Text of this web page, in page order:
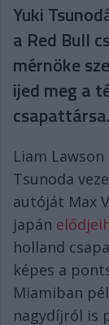
Yuki
a Red Bull
mérnöke
ijed meg a
csapattársa.
Liam
Tsunoda
autóját Max
japán
holland
képes a
Miamiban
nagydíjról is